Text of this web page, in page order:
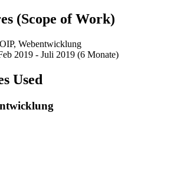
(Scope of Work)
, Webentwicklung
2019 - Juli 2019 (6 Monate)
Used